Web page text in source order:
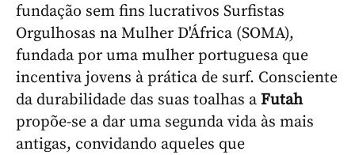
fundação sem fins lucrativos Surfistas
Orgulhosas na Mulher D'África (SOMA),
fundada por uma mulher portuguesa que
incentiva jovens à prática de surf. Consciente
da durabilidade das suas toalhas a Futah
propõe-se a dar uma segunda vida às mais
antigas, convidando aqueles que